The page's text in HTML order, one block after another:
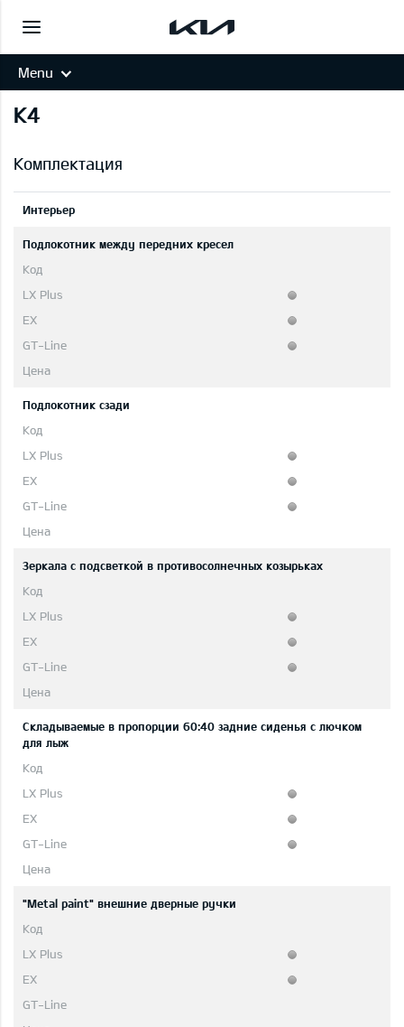
Menu
K4
Комплектация
Интерьер
Подлокотник между передних кресел
Подлокотник сзади
Зеркала с подсветкой в противосолнечных козырьках
Складываемые в пропорции 60:40 задние сиденья с лючком
для лыж
"Metal paint" внешние дверные ручки